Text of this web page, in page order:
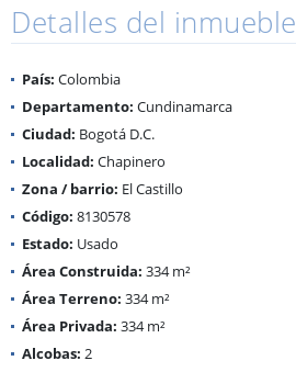
Detalles del inmueble
País: Colombia
Departamento: Cundinamarca
Ciudad: Bogotá D.C.
Localidad: Chapinero
Zona / barrio: El Castillo
Código: 8130578
Estado: Usado
Área Construida: 334 m²
Área Terreno: 334 m²
Área Privada: 334 m²
Alcobas: 2